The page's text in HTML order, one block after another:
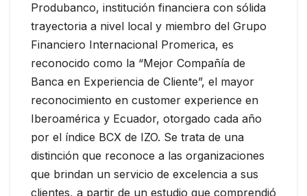
Produbanco, institución financiera con sólida
trayectoria a nivel local y miembro del Grupo
Financiero Internacional Promerica, es
reconocido como la “Mejor Compañía de
Banca en Experiencia de Cliente”, el mayor
reconocimiento en customer experience en
Iberoamérica y Ecuador, otorgado cada año
por el índice BCX de IZO. Se trata de una
distinción que reconoce a las organizaciones
que brindan un servicio de excelencia a sus
clientes, a partir de un estudio que comprendió